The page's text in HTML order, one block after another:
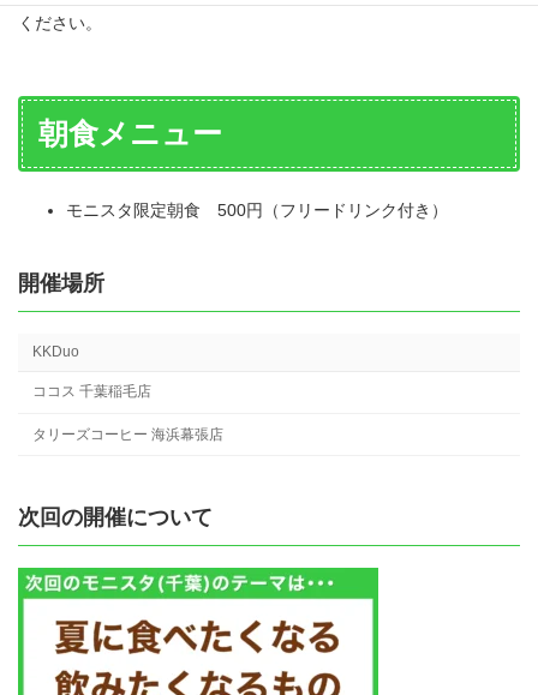
ください。
朝食メニュー
モニスタ限定朝食 500円（フリードリンク付き）
開催場所
KKDuo
ココス 千葉稲毛店
タリーズコーヒー 海浜幕張店
次回の開催について